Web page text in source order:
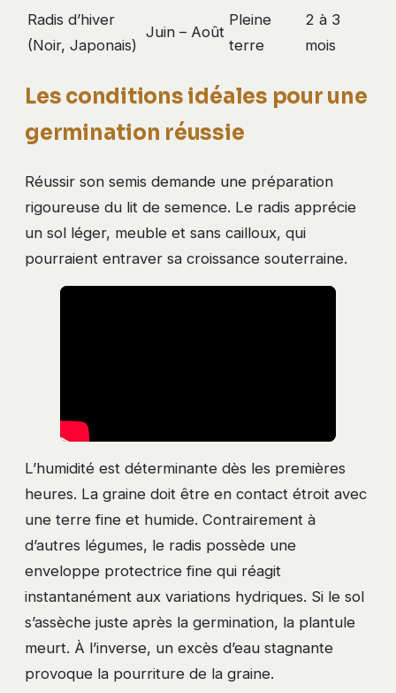
Radis d’hiver
(Noir, Japonais)
Juin – Août
Pleine
terre
2 à 3
mois
Les conditions idéales pour une
germination réussie
Réussir son semis demande une préparation
rigoureuse du lit de semence. Le radis apprécie
un sol léger, meuble et sans cailloux, qui
pourraient entraver sa croissance souterraine.
L’humidité est déterminante dès les premières
heures. La graine doit être en contact étroit avec
une terre fine et humide. Contrairement à
d’autres légumes, le radis possède une
enveloppe protectrice fine qui réagit
instantanément aux variations hydriques. Si le sol
s’assèche juste après la germination, la plantule
meurt. À l’inverse, un excès d’eau stagnante
provoque la pourriture de la graine.